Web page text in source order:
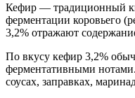
Кефир — традиционный
ферментации коровьего
3,2% отражают
По вкусу кефир 3,2%
ферментативными
соусах, заправках,